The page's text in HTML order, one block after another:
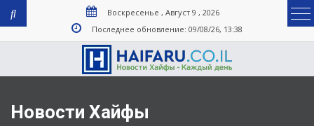
Воскресенье , Август 9 , 2026
Последнее обновление: 09/08/26, 13:38
Новости Хайфы